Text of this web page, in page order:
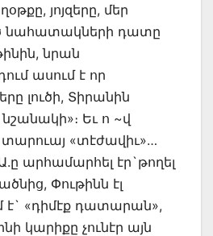
յոյզերը, մեր
նահատակների դատը
նրան
ասում է որ
լուծի, Տիրանին
Եւ ո ~վ
տարուայ «տէժավիւ»…
արհամարհել էր`թողել
Փութինն էլ
«դիմէք դատարան»,
կարիքը չունէր այն